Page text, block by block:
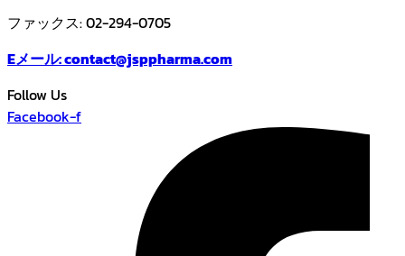
ファックス: 02-294-0705
Eメール:contact@jsppharma.com
Follow Us
Facebook-f